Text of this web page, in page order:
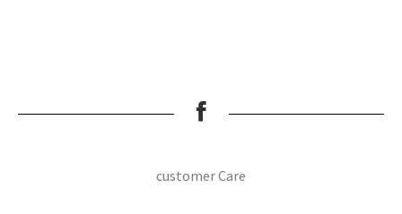
customer Care